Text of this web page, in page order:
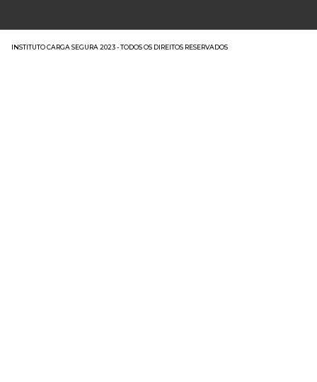
INSTITUTO CARGA SEGURA 2023 - TODOS OS DIREITOS RESERVADOS